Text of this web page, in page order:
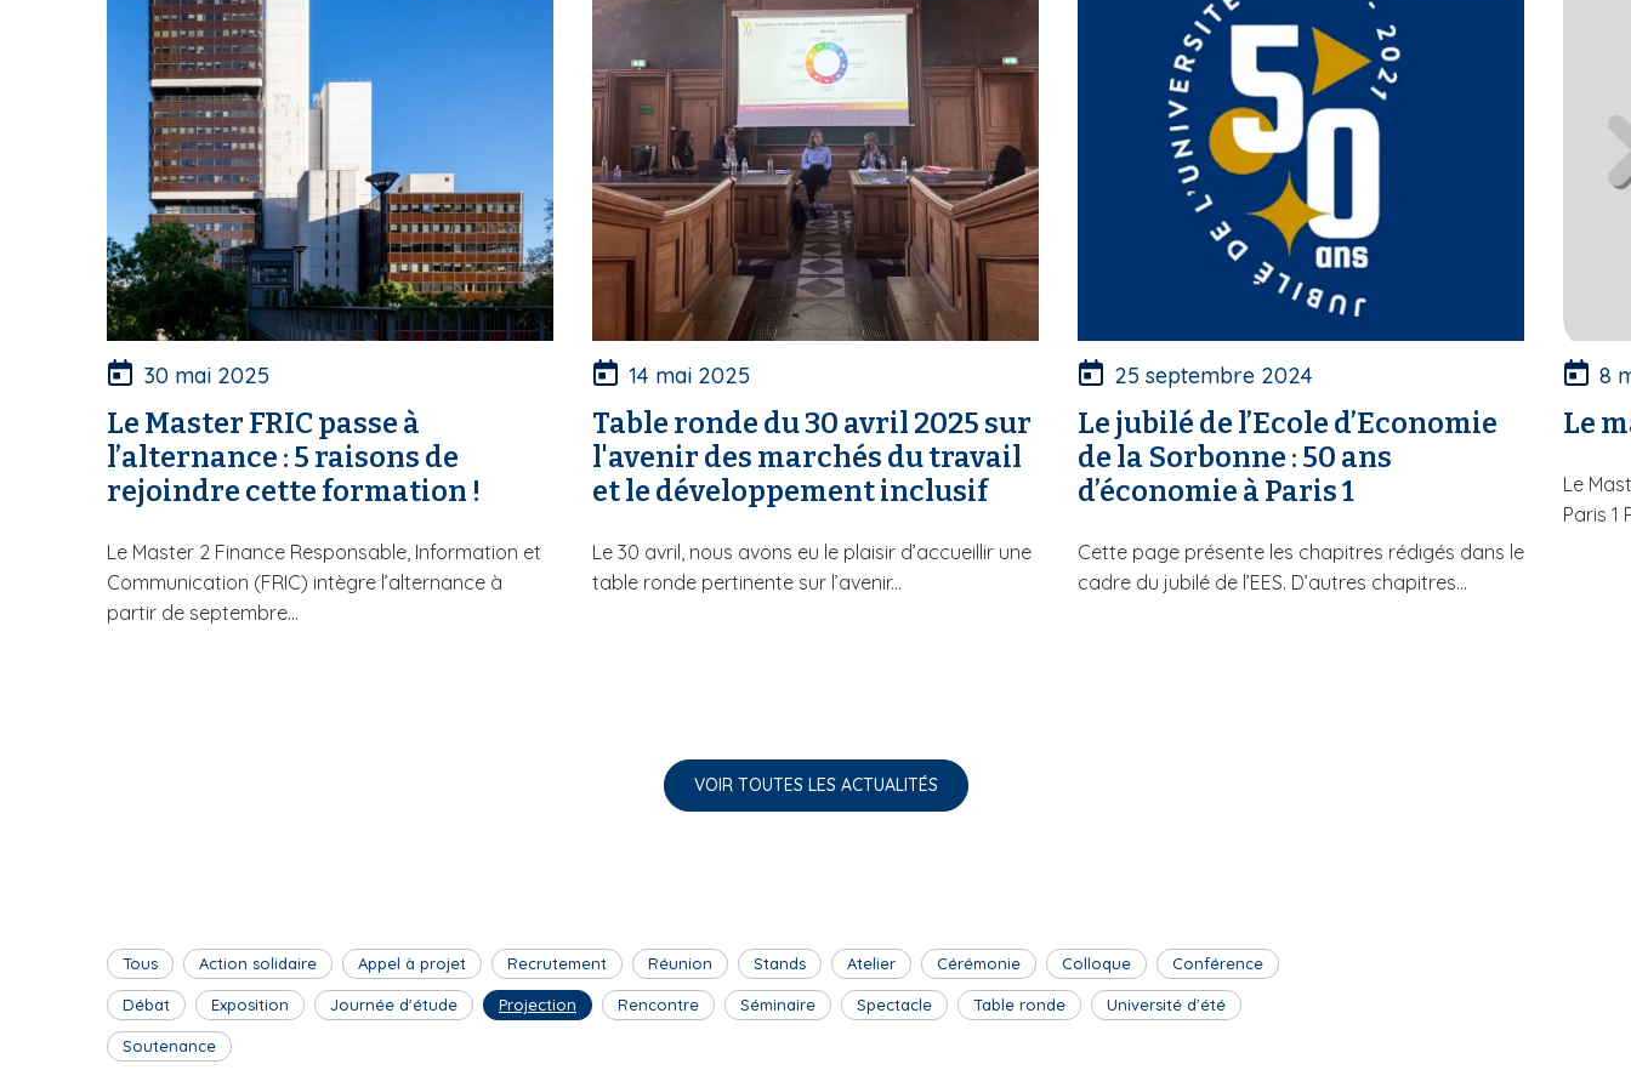
30 mai 2025
Le Master FRIC passe à
l’alternance : 5 raisons de
rejoindre cette formation !
Le Master 2 Finance Responsable, Information et
Communication (FRIC) intègre l’alternance à
partir de septembre...
14 mai 2025
Table ronde du 30 avril 2025 sur
l'avenir des marchés du travail
et le développement inclusif
Le 30 avril, nous avons eu le plaisir d’accueillir une
table ronde pertinente sur l’avenir...
25 septembre 2024
Le jubilé de l’Ecole d’Economie
de la Sorbonne : 50 ans
d’économie à Paris 1
Cette page présente les chapitres rédigés dans le
cadre du jubilé de l’EES. D’autres chapitres...
8
Le
Le
Paris 1
VOIR TOUTES LES ACTUALITÉS
Tous Action solidaire Appel à projet Recrutement Réunion Stands Atelier Cérémonie Colloque Conférence
Débat Exposition Journée d'étude Projection Rencontre Séminaire Spectacle Table ronde Université d'été
Soutenance